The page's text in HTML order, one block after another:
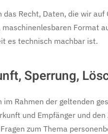
das Recht, Daten, die wir
maschinenlesbaren Format
es technisch machbar ist.
Sperrung,
im Rahmen der geltenden
und Empfänger und
zum Thema